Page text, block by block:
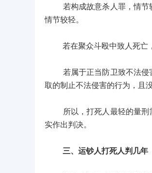
若构成故意杀人罪，情节较
情节较轻。
若在聚众斗殴中致人死亡，
若属于正当防卫致不法侵害
取的制止不法侵害的行为，且
所以，打死人最轻的量刑需
实作出判决。
三、运钞人打死人判几年